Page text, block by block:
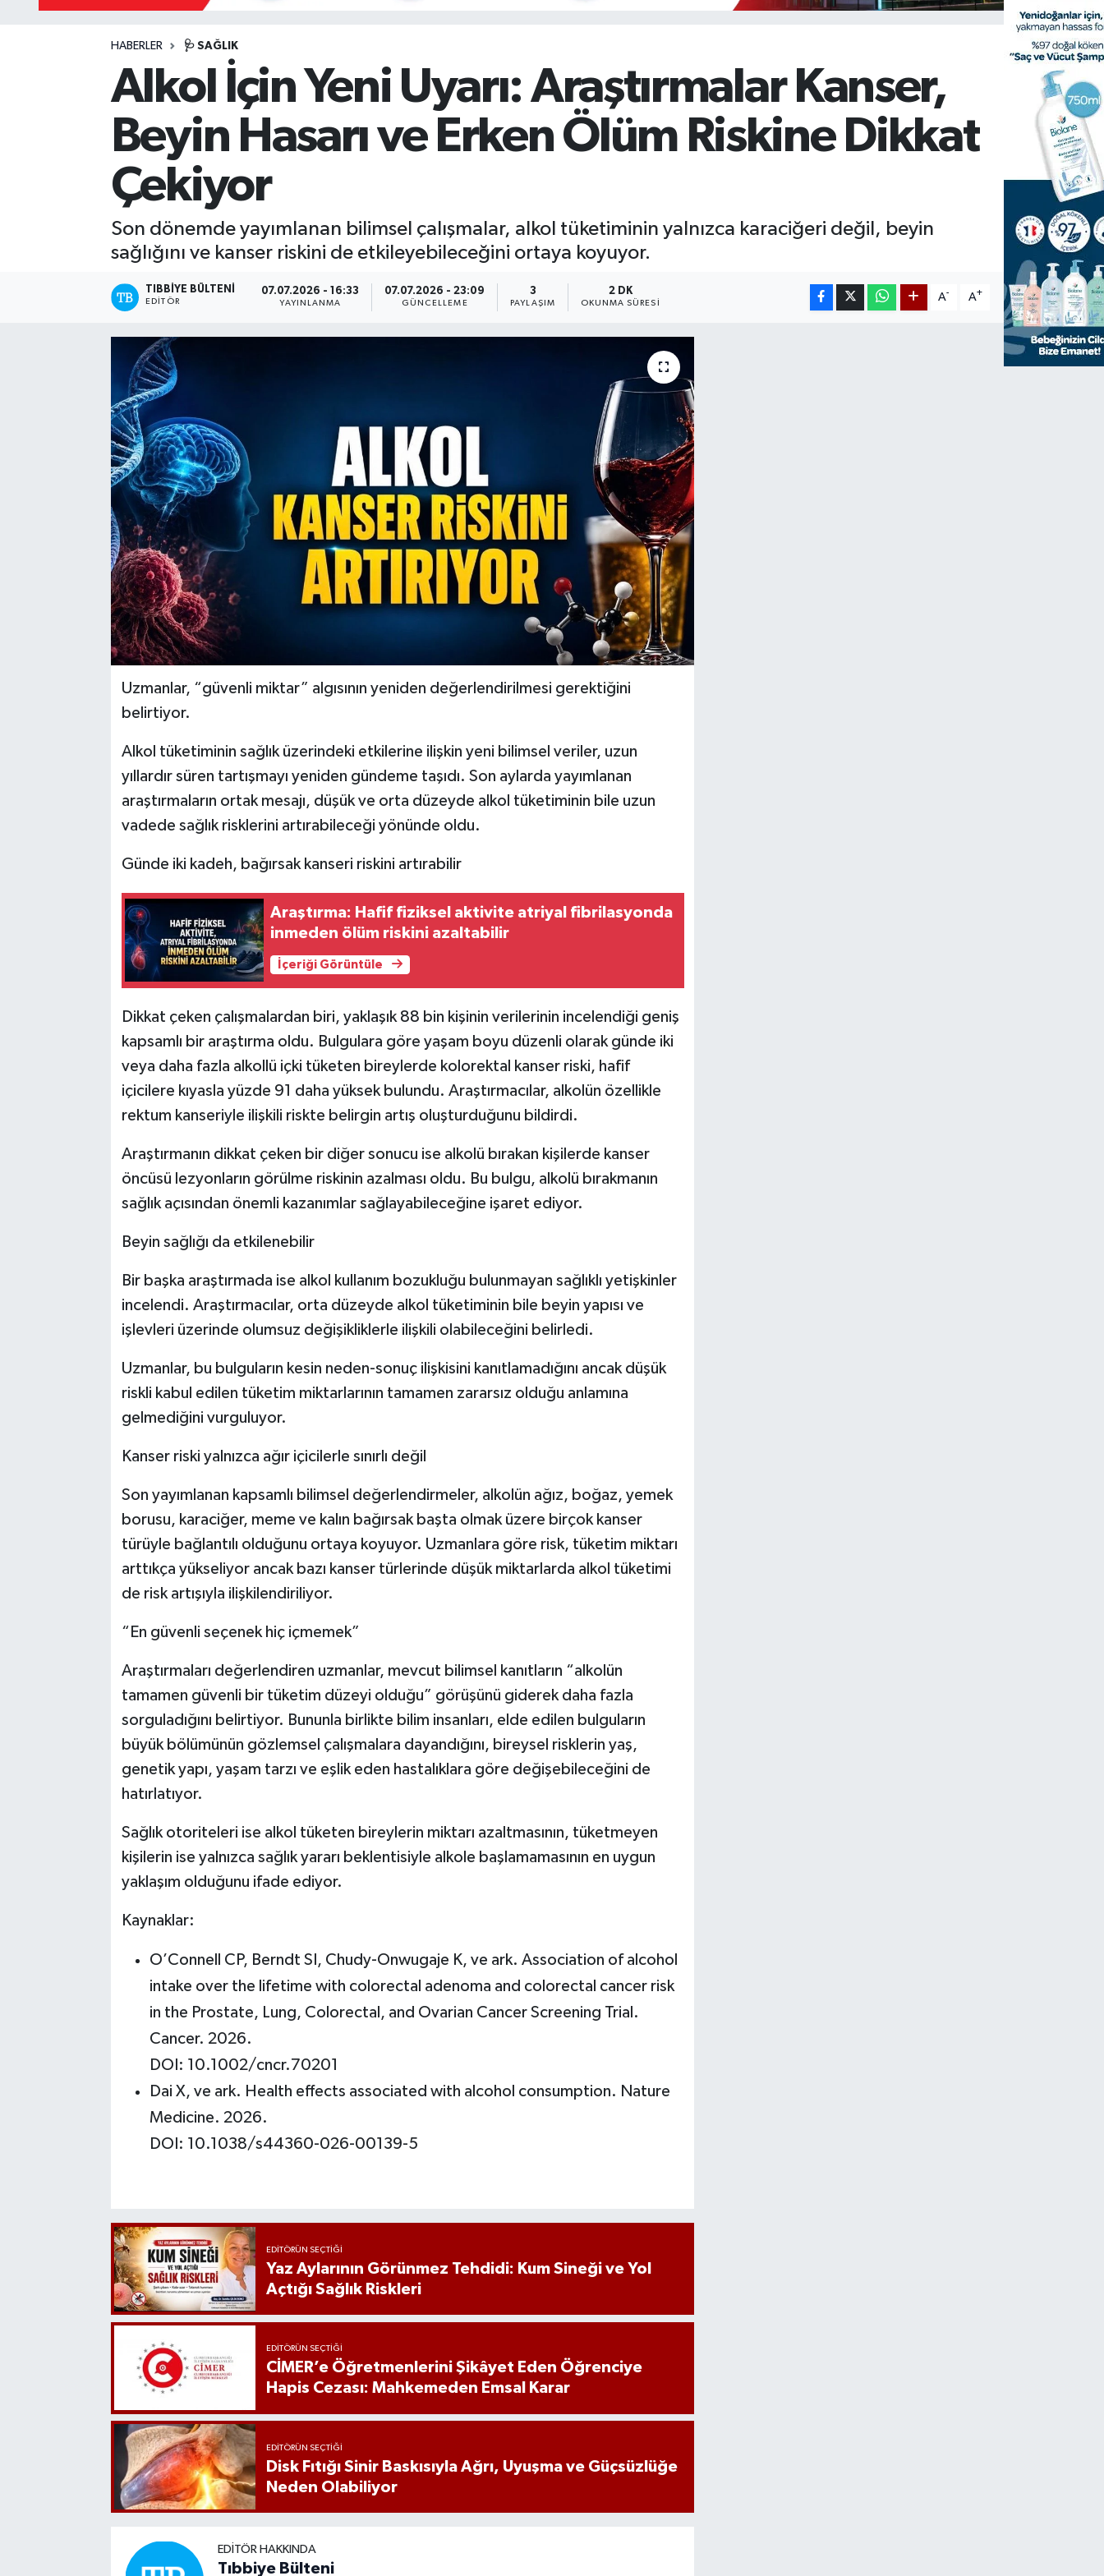
HABERLER 🩺 SAĞLIK
Alkol İçin Yeni Uyarı: Araştırmalar Kanser,
Beyin Hasarı ve Erken Ölüm Riskine Dikkat
Çekiyor
Son dönemde yayımlanan bilimsel çalışmalar, alkol tüketiminin yalnızca karaciğeri değil, beyin
sağlığını ve kanser riskini de etkileyebileceğini ortaya koyuyor.
TIBBIYE BÜLTENI
EDITÖR
07.07.2026 - 16:33
YAYINLANMA
07.07.2026 - 23:09
GÜNCELLEME
3
PAYLAŞIM
2 DK
OKUNMA SÜRESI
A- A+
Uzmanlar, “güvenli miktar” algısının yeniden değerlendirilmesi gerektiğini
belirtiyor.
Alkol tüketiminin sağlık üzerindeki etkilerine ilişkin yeni bilimsel veriler, uzun
yıllardır süren tartışmayı yeniden gündeme taşıdı. Son aylarda yayımlanan
araştırmaların ortak mesajı, düşük ve orta düzeyde alkol tüketiminin bile uzun
vadede sağlık risklerini artırabileceği yönünde oldu.
Günde iki kadeh, bağırsak kanseri riskini artırabilir
Araştırma: Hafif fiziksel aktivite atriyal fibrilasyonda
inmeden ölüm riskini azaltabilir
İçeriği Görüntüle
Dikkat çeken çalışmalardan biri, yaklaşık 88 bin kişinin verilerinin incelendiği geniş
kapsamlı bir araştırma oldu. Bulgulara göre yaşam boyu düzenli olarak günde iki
veya daha fazla alkollü içki tüketen bireylerde kolorektal kanser riski, hafif
içicilere kıyasla yüzde 91 daha yüksek bulundu. Araştırmacılar, alkolün özellikle
rektum kanseriyle ilişkili riskte belirgin artış oluşturduğunu bildirdi.
Araştırmanın dikkat çeken bir diğer sonucu ise alkolü bırakan kişilerde kanser
öncüsü lezyonların görülme riskinin azalması oldu. Bu bulgu, alkolü bırakmanın
sağlık açısından önemli kazanımlar sağlayabileceğine işaret ediyor.
Beyin sağlığı da etkilenebilir
Bir başka araştırmada ise alkol kullanım bozukluğu bulunmayan sağlıklı yetişkinler
incelendi. Araştırmacılar, orta düzeyde alkol tüketiminin bile beyin yapısı ve
işlevleri üzerinde olumsuz değişikliklerle ilişkili olabileceğini belirledi.
Uzmanlar, bu bulguların kesin neden-sonuç ilişkisini kanıtlamadığını ancak düşük
riskli kabul edilen tüketim miktarlarının tamamen zararsız olduğu anlamına
gelmediğini vurguluyor.
Kanser riski yalnızca ağır içicilerle sınırlı değil
Son yayımlanan kapsamlı bilimsel değerlendirmeler, alkolün ağız, boğaz, yemek
borusu, karaciğer, meme ve kalın bağırsak başta olmak üzere birçok kanser
türüyle bağlantılı olduğunu ortaya koyuyor. Uzmanlara göre risk, tüketim miktarı
arttıkça yükseliyor ancak bazı kanser türlerinde düşük miktarlarda alkol tüketimi
de risk artışıyla ilişkilendiriliyor.
“En güvenli seçenek hiç içmemek”
Araştırmaları değerlendiren uzmanlar, mevcut bilimsel kanıtların “alkolün
tamamen güvenli bir tüketim düzeyi olduğu” görüşünü giderek daha fazla
sorguladığını belirtiyor. Bununla birlikte bilim insanları, elde edilen bulguların
büyük bölümünün gözlemsel çalışmalara dayandığını, bireysel risklerin yaş,
genetik yapı, yaşam tarzı ve eşlik eden hastalıklara göre değişebileceğini de
hatırlatıyor.
Sağlık otoriteleri ise alkol tüketen bireylerin miktarı azaltmasının, tüketmeyen
kişilerin ise yalnızca sağlık yararı beklentisiyle alkole başlamamasının en uygun
yaklaşım olduğunu ifade ediyor.
Kaynaklar:
O’Connell CP, Berndt SI, Chudy-Onwugaje K, ve ark. Association of alcohol
intake over the lifetime with colorectal adenoma and colorectal cancer risk
in the Prostate, Lung, Colorectal, and Ovarian Cancer Screening Trial.
Cancer. 2026.
DOI: 10.1002/cncr.70201
Dai X, ve ark. Health effects associated with alcohol consumption. Nature
Medicine. 2026.
DOI: 10.1038/s44360-026-00139-5
EDITÖRÜN SEÇTIĞI
Yaz Aylarının Görünmez Tehdidi: Kum Sineği ve Yol
Açtığı Sağlık Riskleri
EDITÖRÜN SEÇTIĞI
CİMER’e Öğretmenlerini Şikâyet Eden Öğrenciye
Hapis Cezası: Mahkemeden Emsal Karar
EDITÖRÜN SEÇTIĞI
Disk Fıtığı Sinir Baskısıyla Ağrı, Uyuşma ve Güçsüzlüğe
Neden Olabiliyor
EDITÖR HAKKINDA
Tıbbiye Bülteni